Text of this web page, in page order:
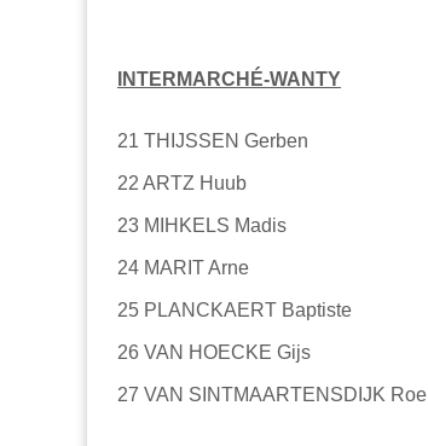
INTERMARCHÉ-WANTY
21 THIJSSEN Gerben
22 ARTZ Huub
23 MIHKELS Madis
24 MARIT Arne
25 PLANCKAERT Baptiste
26 VAN HOECKE Gijs
27 VAN SINTMAARTENSDIJK Roel